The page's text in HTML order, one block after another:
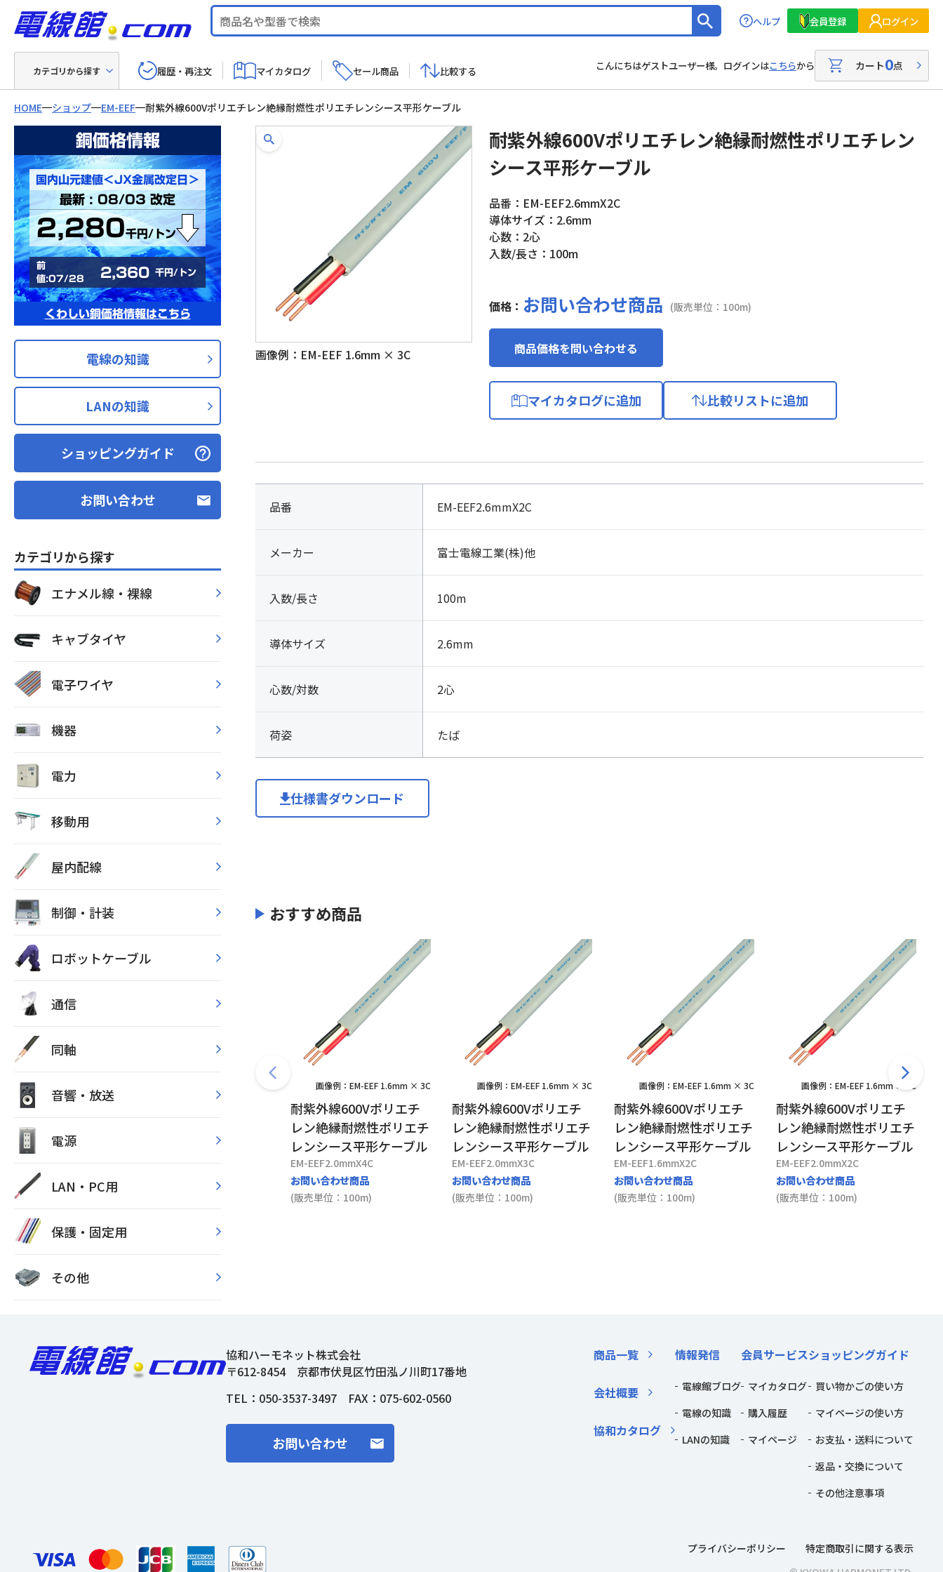
ヘルプ 会員登録 ログイン
カテゴリから探す 履歴・再注文 マイカタログ セール商品 比較する こんにちはゲストユーザー様。ログインはこちらから カート0点
HOME ショップ EM-EEF 耐紫外線600Vポリエチレン絶縁耐燃性ポリエチレンシース平形ケーブル
銅価格情報
国内山元建値＜JX金属改定日＞
最新 : 08/03 改定
2,280千円/トン
前
値:07/28
2,360 千円/トン
くわしい銅価格情報はこちら
電線の知識
LANの知識
ショッピングガイド
お問い合わせ
カテゴリから探す
エナメル線・裸線
キャブタイヤ
電子ワイヤ
機器
電力
移動用
屋内配線
制御・計装
ロボットケーブル
通信
同軸
音響・放送
電源
LAN・PC用
保護・固定用
その他
画像例：EM-EEF 1.6mm × 3C
耐紫外線600Vポリエチレン絶縁耐燃性ポリエチレン
シース平形ケーブル
品番：EM-EEF2.6mmX2C
導体サイズ：2.6mm
心数：2心
入数/長さ：100m
価格： お問い合わせ商品 (販売単位：100m)
商品価格を問い合わせる
マイカタログに追加 比較リストに追加
品番 EM-EEF2.6mmX2C
メーカー 富士電線工業(株)他
入数/長さ 100m
導体サイズ 2.6mm
心数/対数 2心
荷姿 たば
仕様書ダウンロード
おすすめ商品
画像例：EM-EEF 1.6mm × 3C
耐紫外線600Vポリエチ
レン絶縁耐燃性ポリエチ
レンシース平形ケーブル
EM-EEF2.0mmX4C
お問い合わせ商品
(販売単位：100m)
画像例：EM-EEF 1.6mm × 3C
耐紫外線600Vポリエチ
レン絶縁耐燃性ポリエチ
レンシース平形ケーブル
EM-EEF2.0mmX3C
お問い合わせ商品
(販売単位：100m)
画像例：EM-EEF 1.6mm × 3C
耐紫外線600Vポリエチ
レン絶縁耐燃性ポリエチ
レンシース平形ケーブル
EM-EEF1.6mmX2C
お問い合わせ商品
(販売単位：100m)
画像例：EM-EEF 1.6mm × 3C
耐紫外線600Vポリエチ
レン絶縁耐燃性ポリエチ
レンシース平形ケーブル
EM-EEF2.0mmX2C
お問い合わせ商品
(販売単位：100m)
協和ハーモネット株式会社
〒612-8454 京都市伏見区竹田泓ノ川町17番地
TEL： 050-3537-3497 FAX：075-602-0560
お問い合わせ
商品一覧
会社概要
協和カタログ
情報発信
電線館ブログ
電線の知識
LANの知識
会員サービス
マイカタログ
購入履歴
マイページ
ショッピングガイド
買い物かごの使い方
マイページの使い方
お支払・送料について
返品・交換について
その他注意事項
プライバシーポリシー
特定商取引に関する表示